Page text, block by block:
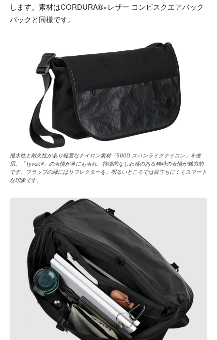
します。素材はCORDURA®×レザー コンビスクエアバック
パックと同様です。
撥水性と耐久性があり軽量なナイロン素材「500D スパンライクナイロン」を使
用。「Tyvek®」の表情が革にも表れ、特徴的なしわ感のある独特の表情が魅力的
です。フラップの縁にはリフレクターを。明るいところでは目立ちにくくスマート
な印象です。